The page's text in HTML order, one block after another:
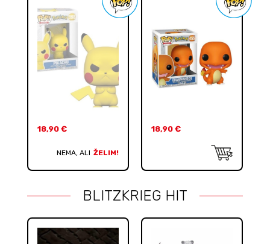
18,90 €
NEMA, ALI ŽELIM!
18,90 €
BLITZKRIEG HIT